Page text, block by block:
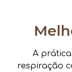
A
respiração